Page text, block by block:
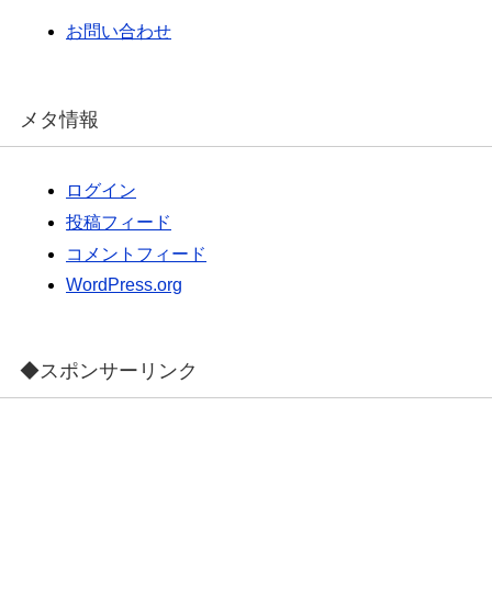
お問い合わせ
メタ情報
ログイン
投稿フィード
コメントフィード
WordPress.org
◆スポンサーリンク